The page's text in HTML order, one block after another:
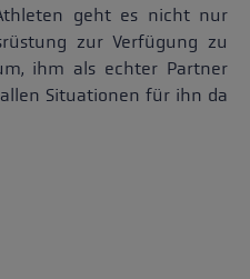
geht es nicht nur
zur Verfügung zu
ihm als echter Partner
Situationen für ihn da